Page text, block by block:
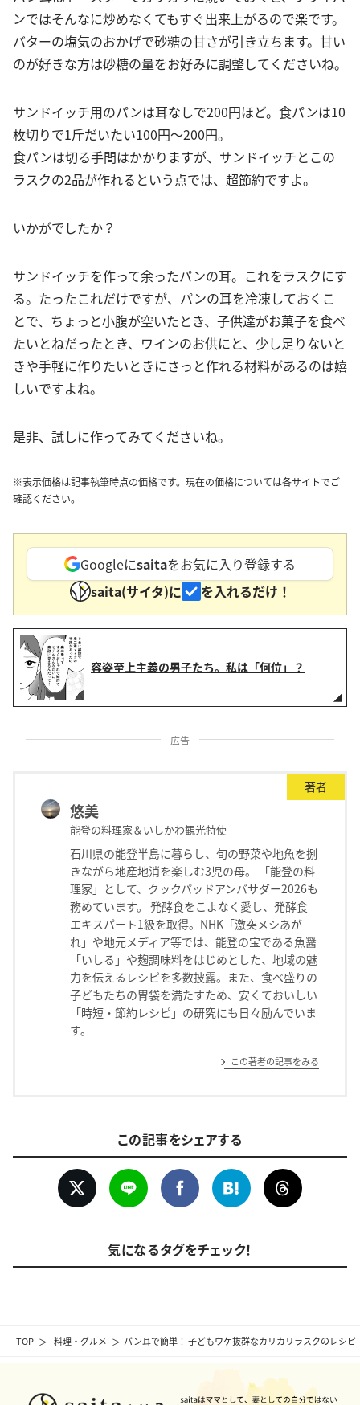
TOP 料理・グルメ パン耳で簡単！ 子どもウケ抜群なカリカリラスクのレシピ
ンではそんなに炒めなくてもすぐ出来上がるので楽です。
バターの塩気のおかげで砂糖の甘さが引き立ちます。甘い
のが好きな方は砂糖の量をお好みに調整してくださいね。
サンドイッチ用のパンは耳なしで200円ほど。食パンは10
枚切りで1斤だいたい100円～200円。
食パンは切る手間はかかりますが、サンドイッチとこの
ラスクの2品が作れるという点では、超節約ですよ。
いかがでしたか？
サンドイッチを作って余ったパンの耳。これをラスクにす
る。たったこれだけですが、パンの耳を冷凍しておくこ
とで、ちょっと小腹が空いたとき、子供達がお菓子を食べ
たいとねだったとき、ワインのお供にと、少し足りないと
きや手軽に作りたいときにさっと作れる材料があるのは嬉
しいですよね。
是非、試しに作ってみてくださいね。
※表示価格は記事執筆時点の価格です。現在の価格については各サイトでご
確認ください。
Googleにsaitaをお気に入り登録する
saita(サイタ)に
を入れるだけ！
容姿至上主義の男子たち。私は「何位」？
広告
著者
悠美
能登の料理家＆いしかわ観光特使
石川県の能登半島に暮らし、旬の野菜や地魚を捌
きながら地産地消を楽しむ3児の母。 「能登の料
理家」として、クックパッドアンバサダー2026も
務めています。 発酵食をこよなく愛し、発酵食
エキスパート1級を取得。NHK「激突メシあが
れ」や地元メディア等では、能登の宝である魚醤
「いしる」や麹調味料をはじめとした、地域の魅
力を伝えるレシピを多数披露。また、食べ盛りの
子どもたちの胃袋を満たすため、安くておいしい
「時短・節約レシピ」の研究にも日々励んでいま
す。
この著者の記事をみる
この記事をシェアする
気になるタグをチェック！